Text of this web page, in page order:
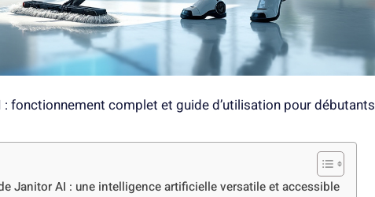
: fonctionnement complet et guide d’utilisation pour débutants
Janitor AI : une intelligence artificielle versatile et accessible